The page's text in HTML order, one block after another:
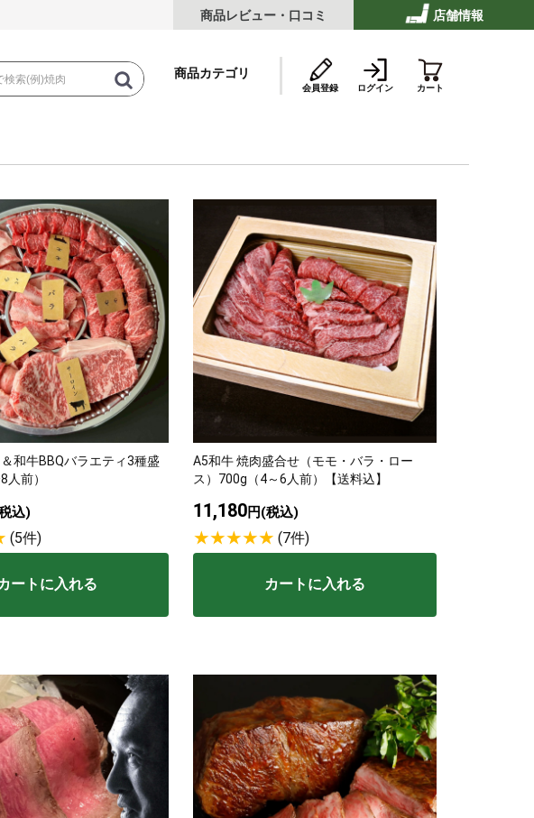
店舗情報
商品レビュー・口コミ
商品カテゴリ
ステーキ
ローストビーフ
カレー・コロッケ・ハンバーグ
会員登録 ログイン カート
和牛BBQバラエティ3種盛
人前）
込)
(5件)
ートに入れる
A5和牛 焼肉盛合せ（モモ・バラ・ロー
ス）700g（4～6人前）【送料込】
11,180円(税込)
(7件)
カートに入れる